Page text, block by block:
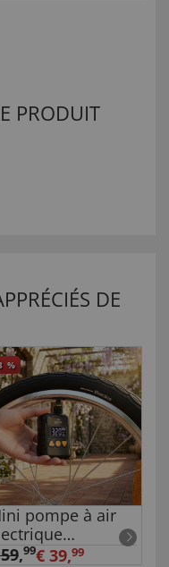
PRODUIT
DE
%
pompe à air
,99€ 39,99